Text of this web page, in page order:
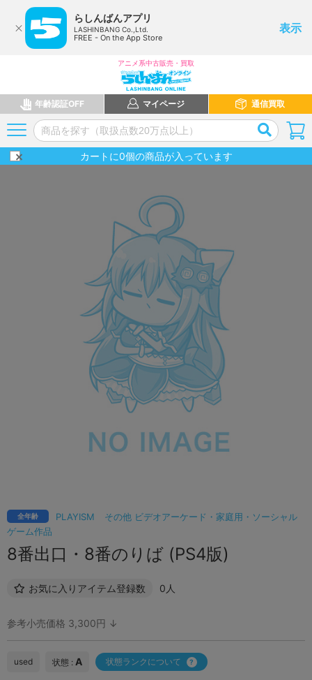
らしんばんアプリ
LASHINBANG Co.,Ltd.
FREE - On the App Store
表示
アニメ系中古販売・買取
年齢認証OFF マイページ 通信買取
カートに0個の商品が入っています
PLAYISM
その他 ビデオアーケード・家庭用・ソーシャル
ゲーム作品
全年齢
8番出口・8番のりば (PS4版)
お気に入りアイテム登録数 0人
参考小売価格 3,300円 ↓
used 状態 : A 状態ランクについて